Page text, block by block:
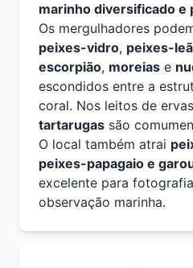
marinho diversificado e
Os mergulhadores
peixes-vidro, peixes-
escorpião, moreias e
escondidos entre a
coral. Nos leitos de
tartarugas são
O local também atrai
peixes-papagaio e
excelente para
observação marinha.